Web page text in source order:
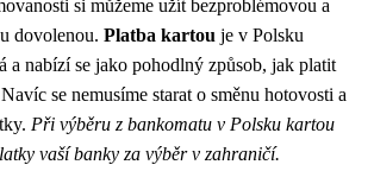
si můžeme užít bezproblémovou a
dovolenou. Platba kartou je v Polsku
a nabízí se jako pohodlný způsob, jak platit
se nemusíme starat o směnu hotovosti a
Při výběru z bankomatu v Polsku kartou
vaší banky za výběr v zahraničí.